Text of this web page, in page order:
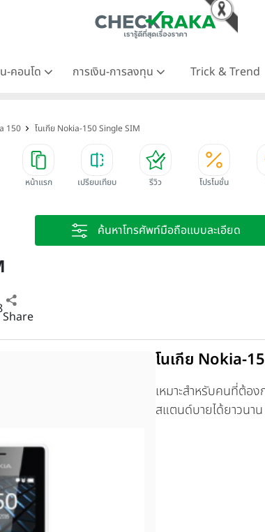
-คอนโด การเงิน-การลงทุน Trick & Trend
150 โนเกีย Nokia-150 Single SIM
หน้าแรก เปรียบเทียบ รีวิว โปรโมชั่น
ค้นหาโทรศัพท์มือถือแบบละเอียด
Share
โนเกีย Nokia-
เหมาะสำหรับคนที่ต้อง
สแตนด์บายได้ยาวนา